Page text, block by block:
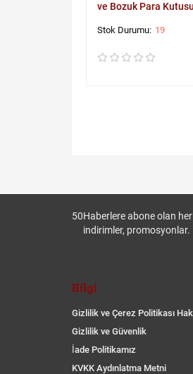
ve Bozuk Para
19
50Haberlere abone olan
indirimler, promosyonlar.
Bilgi
Gizlilik ve Çerez Politikası
Gizlilik ve Güvenlik
İade Politikamız
KVKK Aydınlatma Metni